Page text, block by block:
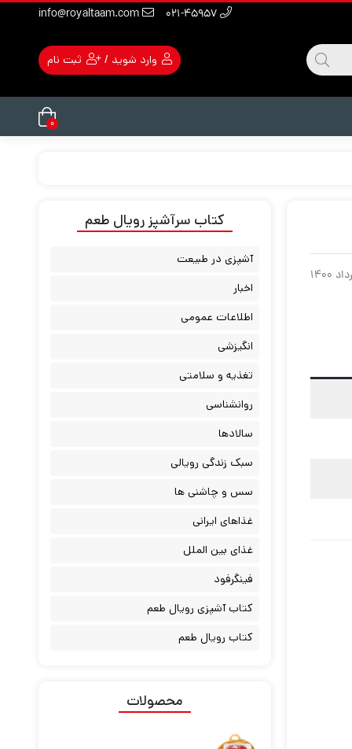
۰۲۱-۴۵۹۵۷ info@royaltaam.com
وارد شوید / ثبت نام
۰
کتاب سرآشپز رویال طعم
آشپزی در طبیعت
اخبار
اطلاعات عمومی
انگیزشی
تغذیه و سلامتی
روانشناسی
سالادها
سبک زندگی رویالی
سس و چاشنی ها
غذاهای ایرانی
غذای بین الملل
فینگرفود
کتاب آشپزی رویال طعم
کتاب رویال طعم
محصولات